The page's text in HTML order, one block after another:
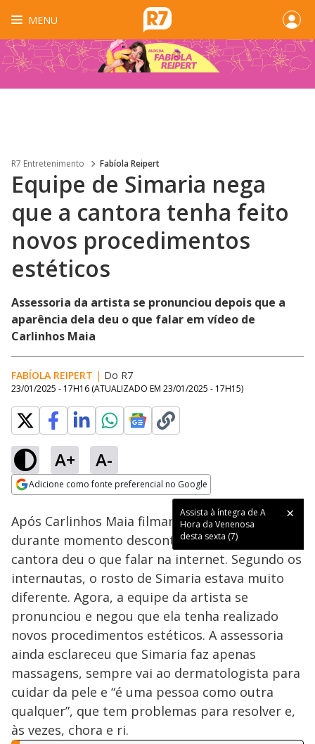
MENU
R7 Entretenimento Fabíola Reipert
Equipe de Simaria nega
que a cantora tenha feito
novos procedimentos
estéticos
Assessoria da artista se pronunciou depois que a
aparência dela deu o que falar em vídeo de
Carlinhos Maia
FABÍOLA REIPERT | Do R7
23/01/2025 - 17H16 (ATUALIZADO EM 23/01/2025 - 17H15)
A+ A-
Adicione como fonte preferencial no Google
Assista à íntegra de A
Hora da Venenosa
desta sexta (7)
Ativar
Loaded:
49.75%
Após Carlinhos Maia filmar Simaria em casa
durante momento descontraído, a aparência da
cantora deu o que falar na internet. Segundo os
internautas, o rosto de Simaria estava muito
diferente. Agora, a equipe da artista se
pronunciou e negou que ela tenha realizado
novos procedimentos estéticos. A assessoria
ainda esclareceu que Simaria faz apenas
massagens, sempre vai ao dermatologista para
cuidar da pele e “é uma pessoa como outra
qualquer”, que tem problemas para resolver e,
às vezes, chora e ri.